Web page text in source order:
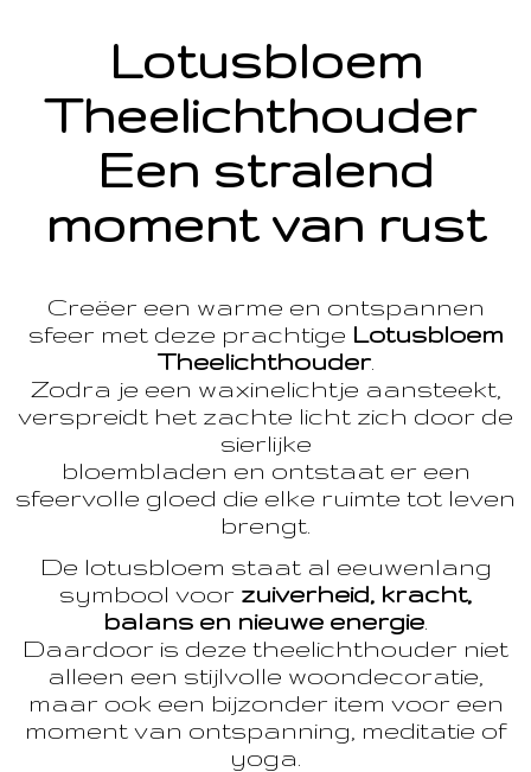
Lotusbloem
Theelichthouder
Een stralend
moment van rust
Creëer een warme en ontspannen
sfeer met deze prachtige Lotusbloem
Theelichthouder.
Zodra je een waxinelichtje aansteekt,
verspreidt het zachte licht zich door de
sierlijke
bloembladen en ontstaat er een
sfeervolle gloed die elke ruimte tot leven
brengt.
De lotusbloem staat al eeuwenlang
symbool voor zuiverheid, kracht,
balans en nieuwe energie
Daardoor is deze theelichthouder niet
alleen een stijlvolle woondecoratie,
maar ook een bijzonder item voor een
moment van ontspanning, meditatie of
yoga.